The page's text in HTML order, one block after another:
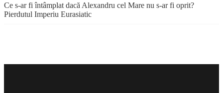
Ce s-ar fi întâmplat dacă Alexandru cel Mare nu s-ar fi oprit?
Pierdutul Imperiu Eurasiatic